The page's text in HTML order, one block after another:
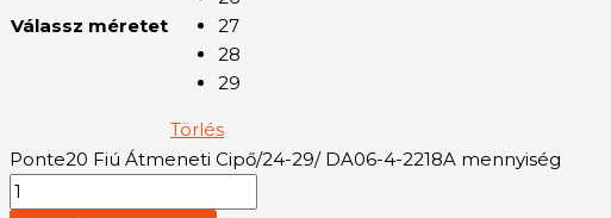
Válassz méretet
27
28
29
Törlés
Ponte20 Fiú Átmeneti Cipő/24-29/ DA06-4-2218A mennyiség